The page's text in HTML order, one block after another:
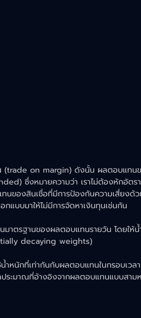
(trade on margin) ดังนั้น ผลตอบแทน
ซึ่งหมายความว่า เราไม่ต้องหักอัตร
ของสินเชื่อที่มีการป้องกันความเสี่ยงด้
บบมาให้ไม่มีการจัดหาเงินทุนเช่นกัน
นมาตรฐานของผลตอบแทนรายวัน โดยใ
decaying weights)
ำหนักที่เท่ากันกับผลตอบแทนในกรอบเวล
ระมาณที่อ้างอิงจากผลตอบแทนแบบสาม